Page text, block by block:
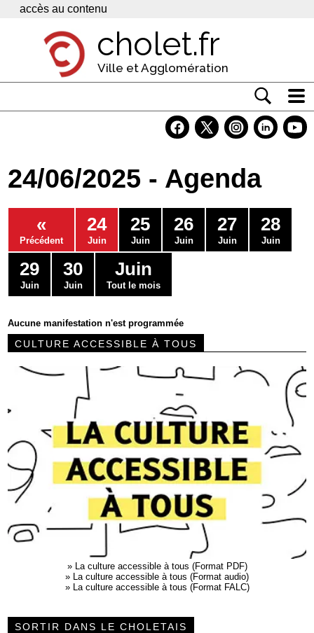
Panneau de gestion des cookies
accès au contenu
cholet.fr
Ville et Agglomération
Economie
Services
Contacts
24/06/2025 - Agenda
«
Précédent
24
Juin
25
Juin
26
Juin
27
Juin
28
Juin
29
Juin
30
Juin
Juin
Tout le mois
Aucune manifestation n'est programmée
CULTURE ACCESSIBLE À TOUS
»
La culture accessible à tous (Format PDF)
»
La culture accessible à tous (Format audio)
»
La culture accessible à tous (Format FALC)
SORTIR DANS LE CHOLETAIS